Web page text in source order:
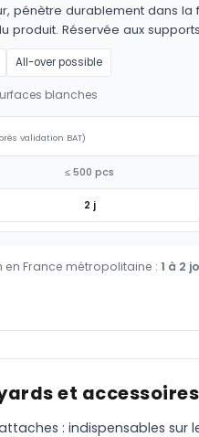
pénètre durablement dans
produit. Réservée aux
All-over possible
blanches
validation BAT)
≤ 500 pcs
2 j
France métropolitaine : 1 à 2
et
: indispensables sur